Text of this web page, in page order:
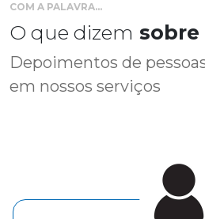
COM A PALAVRA...
O que dizem sobre
Depoimentos de
em nossos serviços